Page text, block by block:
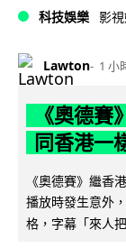
科技娛樂 影
Lawton 1 小
《奧德
同香港一
《奧德賽》繼香
播放時發生意外
格，字幕「來人